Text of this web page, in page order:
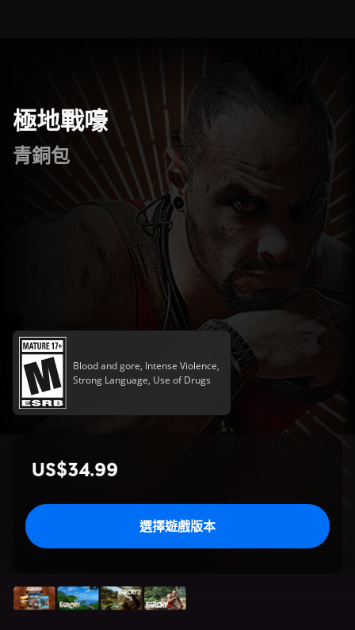
極地戰嚎
青銅包
Blood and gore, Intense Violence,
Strong Language, Use of Drugs
US$34.99
選擇遊戲版本